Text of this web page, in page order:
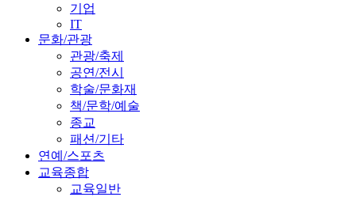
기업
IT
문화/관광
관광/축제
공연/전시
학술/문화재
책/문학/예술
종교
패션/기타
연예/스포츠
교육종합
교육일반